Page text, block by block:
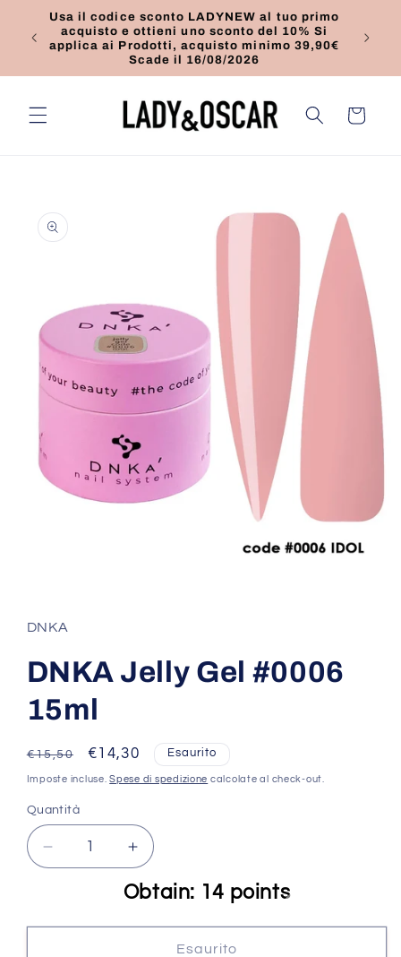
direttamente
ai contenuti
Usa il codice sconto LADYNEW al tuo primo
acquisto e ottieni uno sconto del 10% Si
applica ai Prodotti, acquisto minimo 39,90€
Scade il 16/08/2026
Carrello
informazioni
sul prodotto
1
in
modale
DNKA
DNKA Jelly Gel #0006
15ml
Prezzo
di
€15,50
Prezzo
scontato
€14,30 Esaurito
Imposte incluse.Spese di spedizione calcolate al check-out.
Quantità
Quantità
Diminuisci
quantità
Jelly
Aumenta
quantità
per
Jelly
Obtain: 14 points
Esaurito